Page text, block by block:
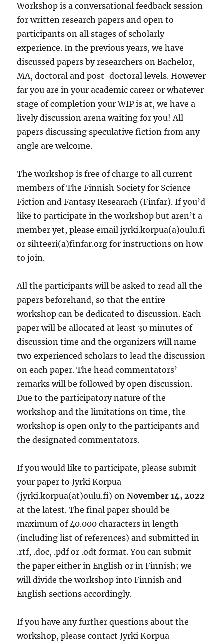
Workshop is a conversational feedback session
for written research papers and open to
participants on all stages of scholarly
experience. In the previous years, we have
discussed papers by researchers on Bachelor,
MA, doctoral and post-doctoral levels. However
far you are in your academic career or whatever
stage of completion your WIP is at, we have a
lively discussion arena waiting for you! All
papers discussing speculative fiction from any
angle are welcome.
The workshop is free of charge to all current
members of The Finnish Society for Science
Fiction and Fantasy Researach (Finfar). If you’d
like to participate in the workshop but aren’t a
member yet, please email jyrki.korpua(a)oulu.fi
or sihteeri(a)finfar.org for instructions on how
to join.
All the participants will be asked to read all the
papers beforehand, so that the entire
workshop can be dedicated to discussion. Each
paper will be allocated at least 30 minutes of
discussion time and the organizers will name
two experienced scholars to lead the discussion
on each paper. The head commentators’
remarks will be followed by open discussion.
Due to the participatory nature of the
workshop and the limitations on time, the
workshop is open only to the participants and
the designated commentators.
If you would like to participate, please submit
your paper to Jyrki Korpua
(jyrki.korpua(at)oulu.fi) onNovember 14, 2022
at the latest. The final paper should be
maximum of 40.000 characters in length
(including list of references) and submitted in
.rtf, .doc, .pdf or .odt format. You can submit
the paper either in English or in Finnish; we
will divide the workshop into Finnish and
English sections accordingly.
If you have any further questions about the
workshop, please contact Jyrki Korpua